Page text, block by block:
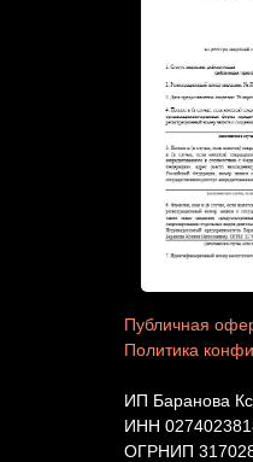
Публичная
Политика
ИП Баранова
ИНН
ОГРНИП